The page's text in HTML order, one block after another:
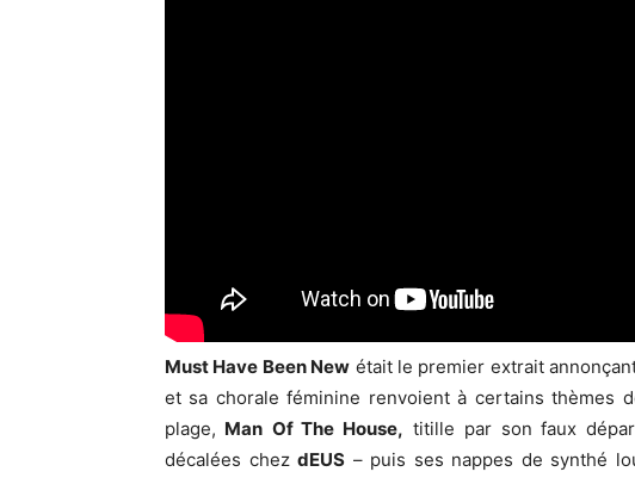
Must Have Been New était le premier extrait
et sa chorale féminine renvoient à certains thèmes
plage, Man Of The House, titille par son faux
décalées chez dEUS – puis ses nappes de synthé